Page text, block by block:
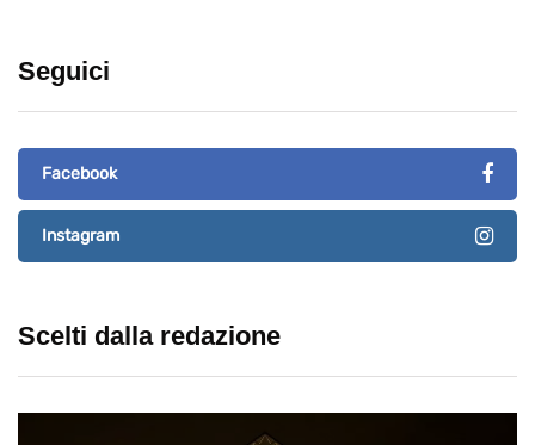
Seguici
Facebook
Instagram
Scelti dalla redazione